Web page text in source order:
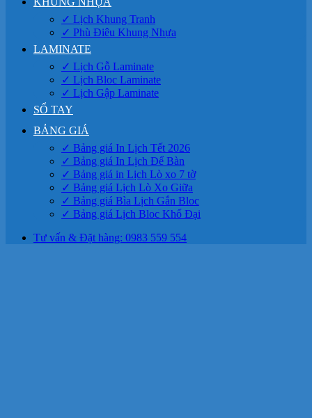
✓ Lịch Khung Tranh
✓ Phù Điêu Khung Nhựa
LAMINATE
✓ Lịch Gỗ Laminate
✓ Lịch Bloc Laminate
✓ Lịch Gập Laminate
SỔ TAY
BẢNG GIÁ
✓ Bảng giá In Lịch Tết 2026
✓ Bảng giá In Lịch Để Bàn
✓ Bảng giá in Lịch Lò xo 7 tờ
✓ Bảng giá Lịch Lò Xo Giữa
✓ Bảng giá Bìa Lịch Gắn Bloc
✓ Bảng giá Lịch Bloc Khổ Đại
Tư vấn & Đặt hàng: 0983 559 554